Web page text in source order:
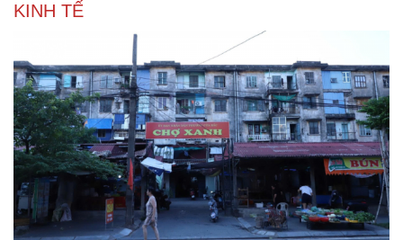
KINH TẾ